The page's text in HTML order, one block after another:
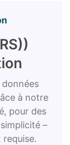
à notre
pour des
–